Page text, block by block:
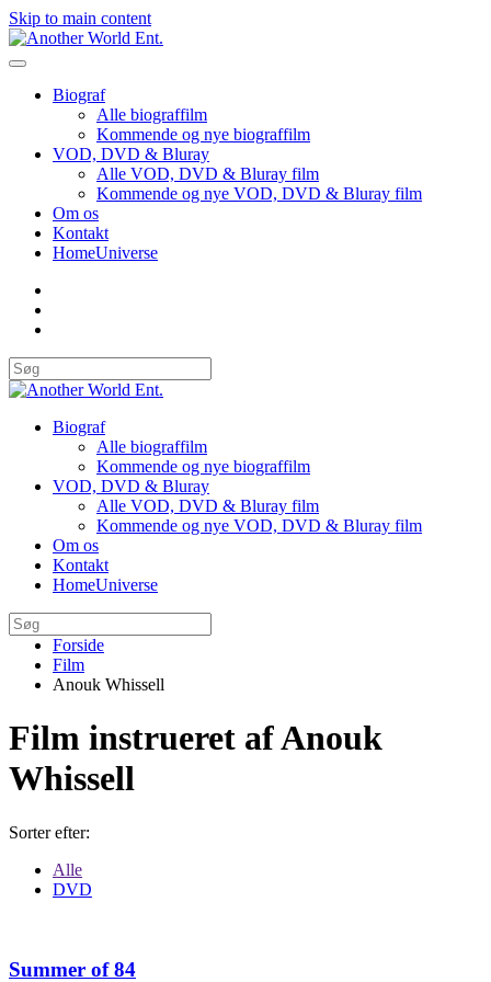
Skip to main content
Biograf
Alle biograffilm
Kommende og nye biograffilm
VOD, DVD & Bluray
Alle VOD, DVD & Bluray film
Kommende og nye VOD, DVD & Bluray film
Om os
Kontakt
HomeUniverse
Biograf
Alle biograffilm
Kommende og nye biograffilm
VOD, DVD & Bluray
Alle VOD, DVD & Bluray film
Kommende og nye VOD, DVD & Bluray film
Om os
Kontakt
HomeUniverse
Forside
Film
Anouk Whissell
Film instrueret af Anouk
Whissell
Sorter efter:
Alle
DVD
Summer of 84